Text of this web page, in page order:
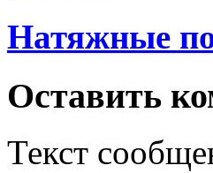
Натяжные
Оставить
Текст